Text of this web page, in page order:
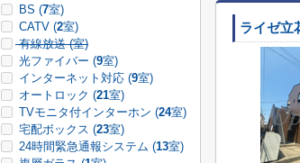
ライゼ立
BS (7室)
CATV (2室)
有線放送 (室)
光ファイバー (9室)
インターネット対応 (9室)
オートロック (21室)
TVモニタ付インターホン (24室)
宅配ボックス (23室)
24時間緊急通報システム (13室)